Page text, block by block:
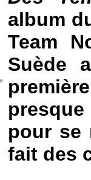
album
Team
Suède
pour se
fait des